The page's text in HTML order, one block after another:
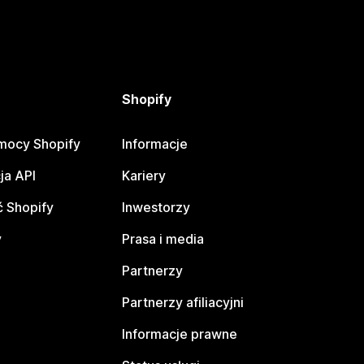
Shopify
API
Shopify
Shopify
Informacje
Kariery
Inwestorzy
Prasa i media
Partnerzy
Partnerzy afiliacyjni
Informacje prawne